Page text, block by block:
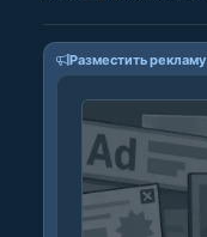
Разместить рекламу